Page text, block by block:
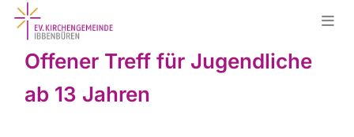
Offener Treff für Jugendliche
ab 13 Jahren